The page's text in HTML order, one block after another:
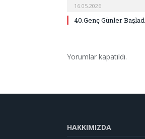
16.05.2026
40.Genç Günler
Yorumlar kapatıldı.
HAKKIMIZDA